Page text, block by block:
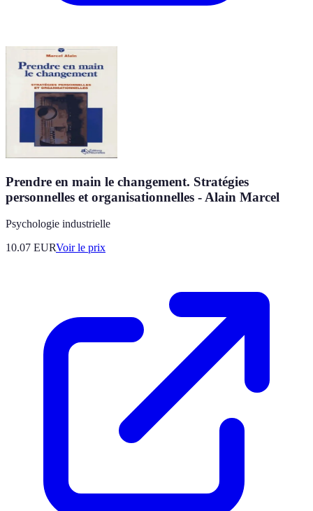
Prendre en main le changement. Stratégies
personnelles et organisationnelles - Alain Marcel
Psychologie industrielle
10.07 EURVoir le prix